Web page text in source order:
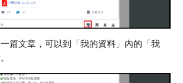
篇文章，可以到「我的資料」內的「我